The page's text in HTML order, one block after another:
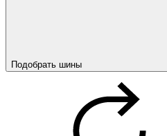
Подобрать шины